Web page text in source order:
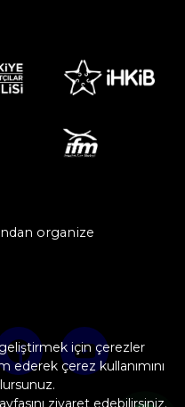
organize
için çerezler
ederek çerez kullanımını
ziyaret edebilirsiniz.